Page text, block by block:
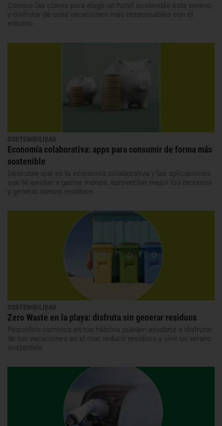
Conoce las claves para elegir un hotel sostenible este verano
y disfrutar de unas vacaciones más responsables con el
entorno
SOSTENIBILIDAD
Economía colaborativa: apps para consumir de forma más
sostenible
Descubre qué es la economía colaborativa y las aplicaciones
que te ayudan a gastar menos, aprovechar mejor los recursos
y generar menos residuos.
SOSTENIBILIDAD
Zero Waste en la playa: disfruta sin generar residuos
Pequeños cambios en tus hábitos pueden ayudarte a disfrutar
de tus vacaciones en el mar, reducir residuos y vivir un verano
sostenible